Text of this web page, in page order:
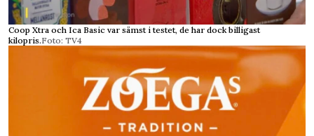
Coop Xtra och Ica Basic var sämst i testet, de har dock billigast
kilopris.Foto: TV4